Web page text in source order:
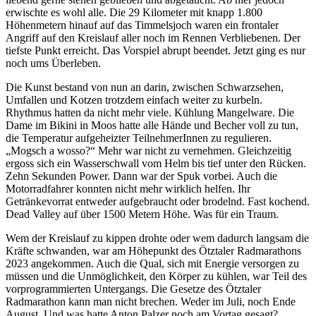
erwischte es wohl alle. Die 29 Kilometer mit knapp 1.800
Höhenmetern hinauf auf das Timmelsjoch waren ein frontaler
Angriff auf den Kreislauf aller noch im Rennen Verbliebenen. Der
tiefste Punkt erreicht. Das Vorspiel abrupt beendet. Jetzt ging es nur
noch ums Überleben.
Die Kunst bestand von nun an darin, zwischen Schwarzsehen,
Umfallen und Kotzen trotzdem einfach weiter zu kurbeln.
Rhythmus hatten da nicht mehr viele. Kühlung Mangelware. Die
Dame im Bikini in Moos hatte alle Hände und Becher voll zu tun,
die Temperatur aufgeheizter TeilnehmerInnen zu regulieren.
„Mogsch a wosso?“ Mehr war nicht zu vernehmen. Gleichzeitig
ergoss sich ein Wasserschwall vom Helm bis tief unter den Rücken.
Zehn Sekunden Power. Dann war der Spuk vorbei. Auch die
Motorradfahrer konnten nicht mehr wirklich helfen. Ihr
Getränkevorrat entweder aufgebraucht oder brodelnd. Fast kochend.
Dead Valley auf über 1500 Metern Höhe. Was für ein Traum.
Wem der Kreislauf zu kippen drohte oder wem dadurch langsam die
Kräfte schwanden, war am Höhepunkt des Ötztaler Radmarathons
2023 angekommen. Auch die Qual, sich mit Energie versorgen zu
müssen und die Unmöglichkeit, den Körper zu kühlen, war Teil des
vorprogrammierten Untergangs. Die Gesetze des Ötztaler
Radmarathon kann man nicht brechen. Weder im Juli, noch Ende